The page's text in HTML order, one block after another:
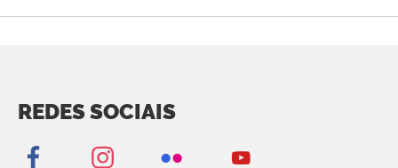
REDES SOCIAIS